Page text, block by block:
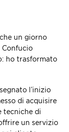
un giorno
Confucio
ho trasformato
l’inizio
di acquisire
tecniche di
un servizio